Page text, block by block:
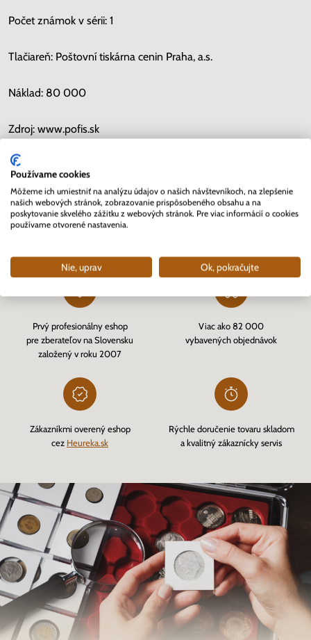
Počet známok v sérii: 1
Tlačiareň: Poštovní tiskárna cenin Praha, a.s.
Náklad: 80 000
Zdroj: www.pofis.sk
Kopírovať link
Prvý profesionálny eshop
pre zberateľov na Slovensku
založený v roku 2007
Viac ako 82 000
vybavených objednávok
Zákazníkmi overený eshop
cez Heureka.sk
Rýchle doručenie tovaru skladom
a kvalitný zákaznícky servis
Používame cookies
Môžeme ich umiestniť na analýzu údajov o našich návštevníkoch, na zlepšenie
našich webových stránok, zobrazovanie prispôsobeného obsahu a na
poskytovanie skvelého zážitku z webových stránok. Pre viac informácií o cookies
používame otvorené nastavenia.
Nie, uprav Ok, pokračujte